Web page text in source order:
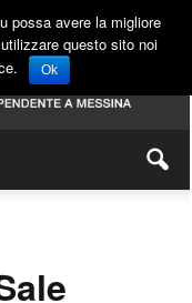
possa avere la migliore
questo sito noi
Ok